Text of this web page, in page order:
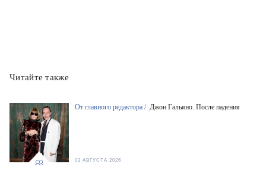
Читайте также
От главного редактора / Джон Гальяно. После падения
03 АВГУСТА 2026